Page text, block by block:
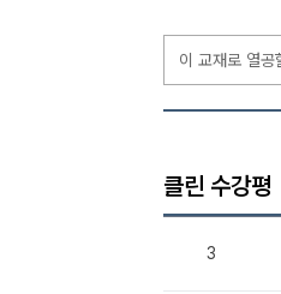
이 교재로 열
클린 수강평
3